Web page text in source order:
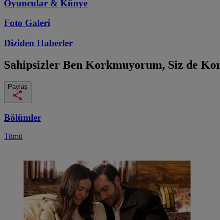
Oyuncular & Künye
Foto Galeri
Diziden Haberler
Sahipsizler Ben Korkmuyorum, Siz de
Paylaş
Bölümler
Tümü